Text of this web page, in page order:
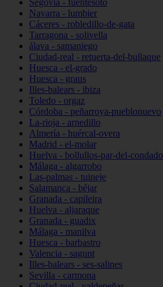
Segovia - fuentesoto
Navarra - lumbier
Cáceres - robledillo-de-gata
Tarragona - solivella
álava - samaniego
Ciudad-real - retuerta-del-bullaque
Huesca - el-grado
Huesca - graus
Illes-balears - ibiza
Toledo - orgaz
Córdoba - peñarroya-pueblonuevo
La-rioja - arnedillo
Almería - huércal-overa
Madrid - el-molar
Huelva - bollullos-par-del-condado
Málaga - algarrobo
Las-palmas - tuineje
Salamanca - béjar
Granada - capileira
Huelva - aljaraque
Granada - guadix
Málaga - manilva
Huesca - barbastro
Valencia - sagunt
Illes-balears - ses-salines
Sevilla - carmona